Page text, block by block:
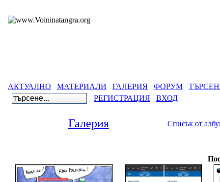
АКТУАЛНО МАТЕРИАЛИ ГАЛЕРИЯ ФОРУМ
РЕГИСТРАЦИЯ
ВХОД
Галерия Списък от